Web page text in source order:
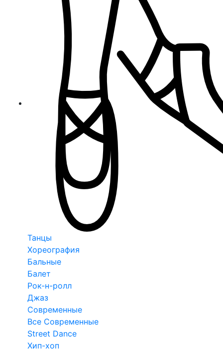
Танцы
Хореография
Бальные
Балет
Рок-н-ролл
Джаз
Современные
Все Современные
Street Dance
Хип-хоп